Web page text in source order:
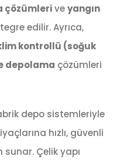
çözümleriveyangın
edilir. Ayrıca,
kontrollü (soğuk
depolama çözümleri
depo sistemleriyle
hızlı, güvenli
Çelik yapı